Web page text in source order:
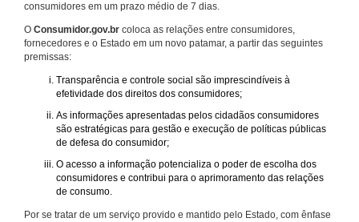
consumidores em um prazo médio de 7 dias.
O Consumidor.gov.br coloca as relações entre consumidores,
fornecedores e o Estado em um novo patamar, a partir das seguintes
premissas:
Transparência e controle social são imprescindíveis à
efetividade dos direitos dos consumidores;
As informações apresentadas pelos cidadãos consumidores
são estratégicas para gestão e execução de políticas públicas
de defesa do consumidor;
O acesso a informação potencializa o poder de escolha dos
consumidores e contribui para o aprimoramento das relações
de consumo.
Por se tratar de um serviço provido e mantido pelo Estado, com ênfase